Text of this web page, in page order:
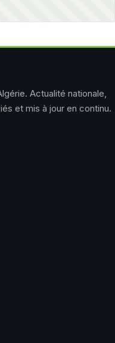
Actualité nationale,
et mis à jour en continu.